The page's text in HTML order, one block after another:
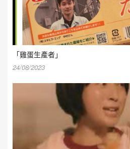
「雞蛋生產者」
24/08/2023